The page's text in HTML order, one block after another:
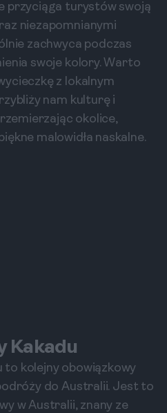
przyciąga turystów swoją
niezapomnianymi
zachwyca podczas
swoje kolory. Warto
z lokalnym
nam kulturę i
okolice,
malowidła naskalne.
Kakadu
kolejny obowiązkowy
do Australii. Jest to
w Australii, znany ze